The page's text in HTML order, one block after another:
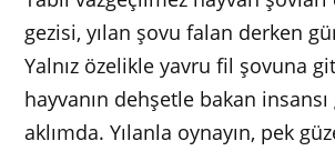
gezisi, yılan şovu falan derken
Yalnız özelikle yavru fil şovuna
hayvanın dehşetle bakan
aklımda. Yılanla oynayın, pek